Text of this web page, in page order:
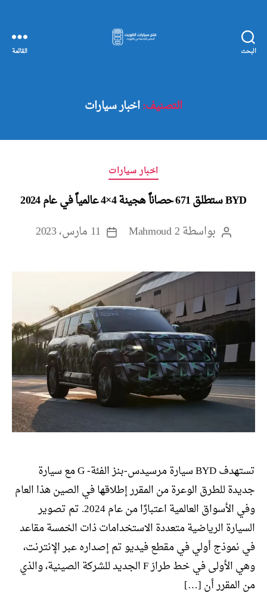
البحث
الكويت
القائمة
التصنيف:اخبار سيارات
التصنيفات
اخبار سيارات
BYD ستطلق 671 حصاناً هجينة 4×4 عالمياً في عام 2024
كاتببواسطةMahmoud 2
تاريخ
11 مارس، 2023
تستهدف BYD سيارة مرسيدس-بنز الفئة- G مع سيارة
جديدة للطرق الوعرة من المقرر إطلاقها في الصين هذا العام
وفي الأسواق العالمية اعتبارًا من عام 2024. تم تصوير
السيارة الرياضية متعددة الاستخدامات ذات الخمسة مقاعد
في نموذج أولي في مقطع فيديو تم إصداره عبر الإنترنت،
وهي الأولى في خط طراز F الجديد للشركة الصينية، والذي
من المقرر أن […]